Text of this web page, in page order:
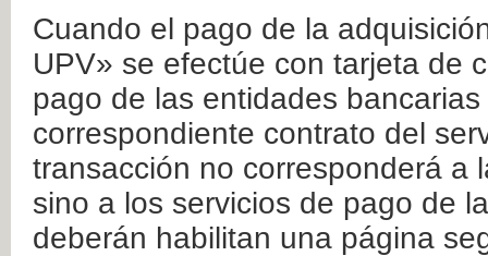
Cuando el pago de la
UPV» se efectúe con tarjeta de
pago de las entidades
correspondiente contrato del
transacción no corresponderá a
sino a los servicios de pago de
deberán habilitan una página